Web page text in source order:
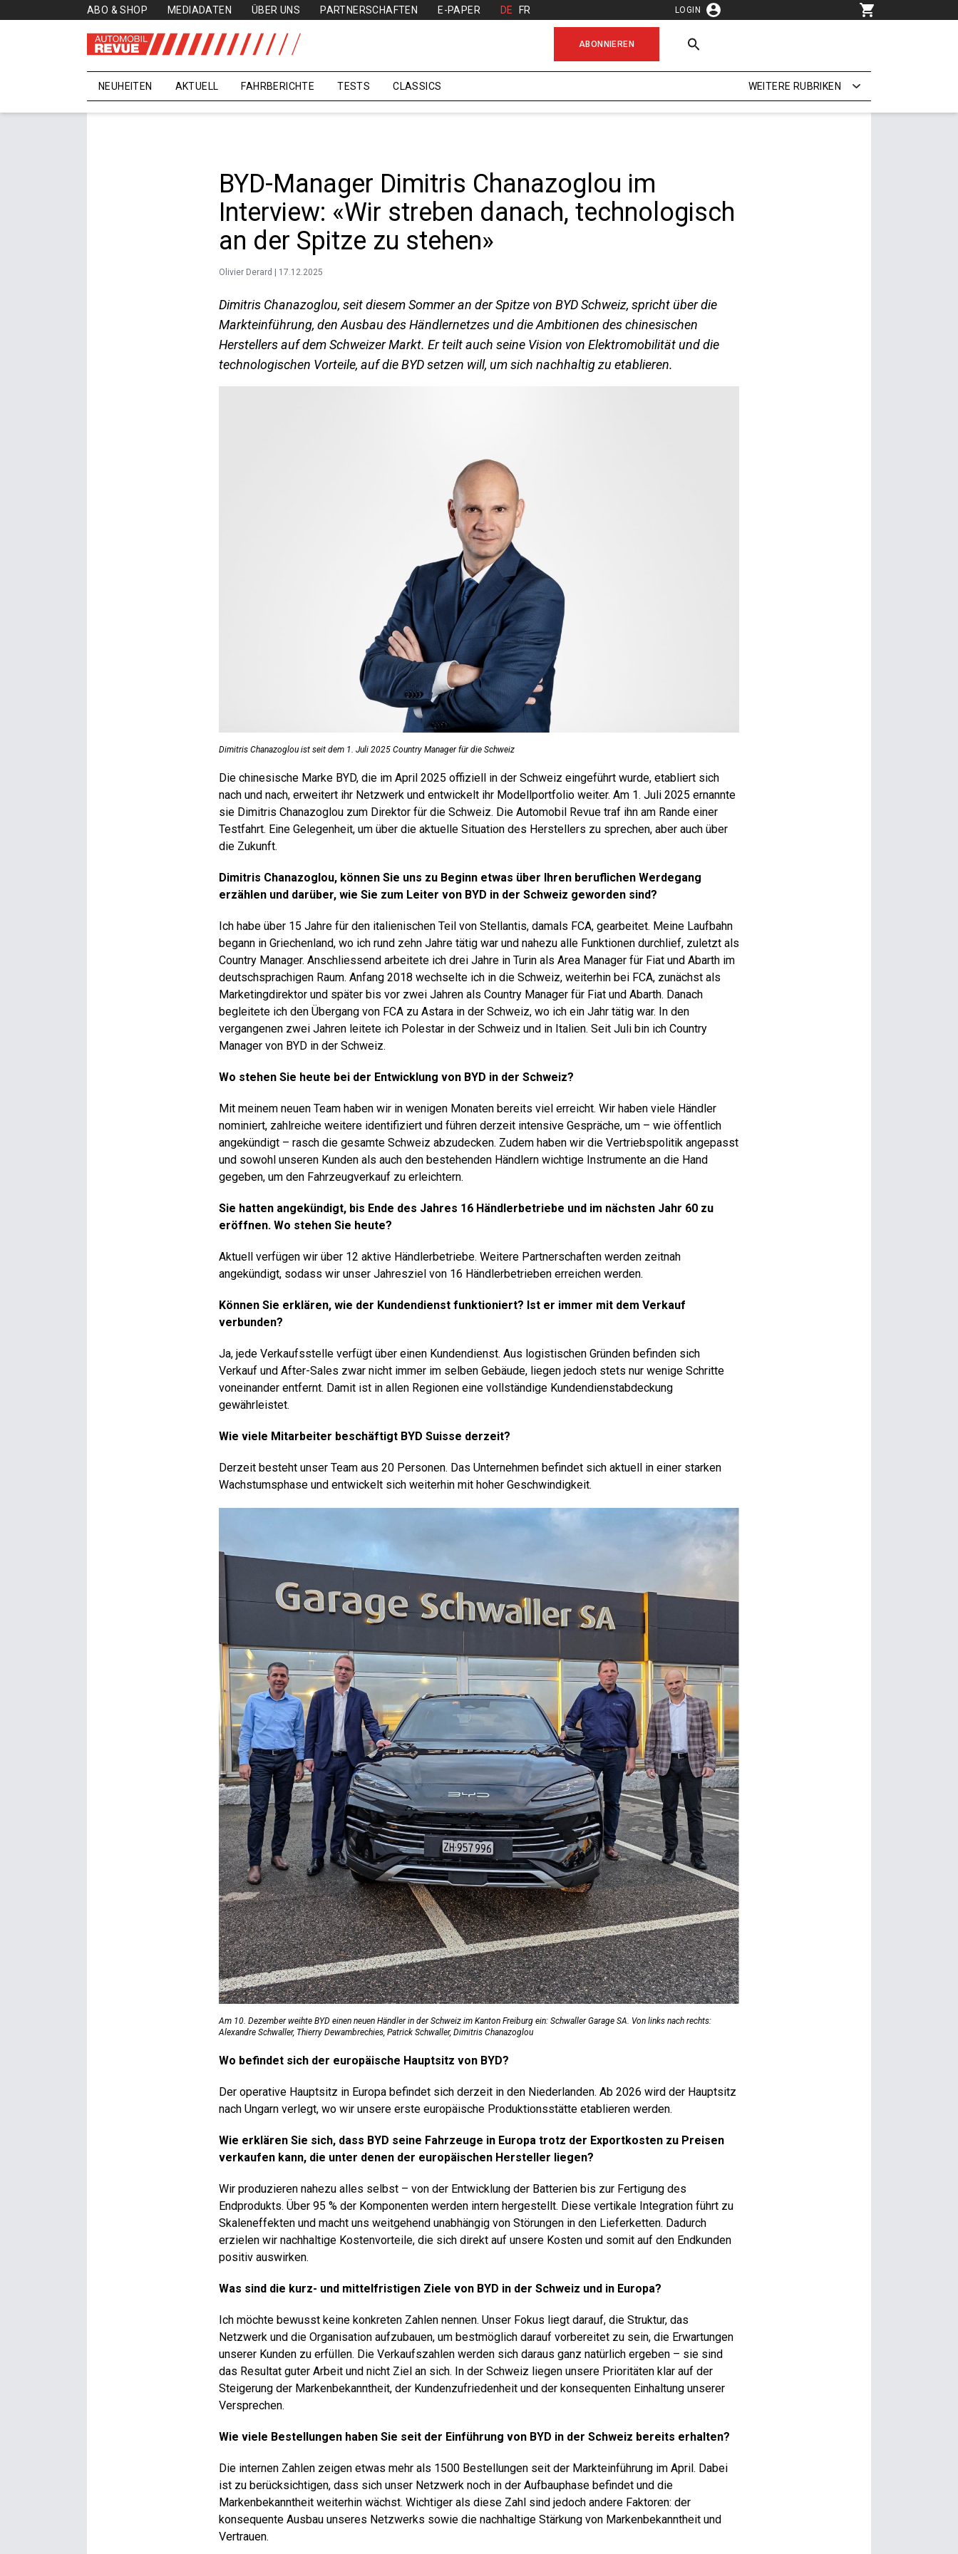
ABO & SHOP MEDIADATEN ÜBER UNS PARTNERSCHAFTEN E-PAPER DE FR LOGIN
ABONNIEREN
NEUHEITEN AKTUELL FAHRBERICHTE TESTS CLASSICS WEITERE RUBRIKEN
BYD-Manager Dimitris Chanazoglou im
Interview: «Wir streben danach, technologisch
an der Spitze zu stehen»
Olivier Derard | 17.12.2025
Dimitris Chanazoglou, seit diesem Sommer an der Spitze von BYD Schweiz, spricht über die
Markteinführung, den Ausbau des Händlernetzes und die Ambitionen des chinesischen
Herstellers auf dem Schweizer Markt. Er teilt auch seine Vision von Elektromobilität und die
technologischen Vorteile, auf die BYD setzen will, um sich nachhaltig zu etablieren.
Dimitris Chanazoglou ist seit dem 1. Juli 2025 Country Manager für die Schweiz
Die chinesische Marke BYD, die im April 2025 offiziell in der Schweiz eingeführt wurde, etabliert sich
nach und nach, erweitert ihr Netzwerk und entwickelt ihr Modellportfolio weiter. Am 1. Juli 2025 ernannte
sie Dimitris Chanazoglou zum Direktor für die Schweiz. Die Automobil Revue traf ihn am Rande einer
Testfahrt. Eine Gelegenheit, um über die aktuelle Situation des Herstellers zu sprechen, aber auch über
die Zukunft.
Dimitris Chanazoglou, können Sie uns zu Beginn etwas über Ihren beruflichen Werdegang
erzählen und darüber, wie Sie zum Leiter von BYD in der Schweiz geworden sind?
Ich habe über 15 Jahre für den italienischen Teil von Stellantis, damals FCA, gearbeitet. Meine Laufbahn
begann in Griechenland, wo ich rund zehn Jahre tätig war und nahezu alle Funktionen durchlief, zuletzt als
Country Manager. Anschliessend arbeitete ich drei Jahre in Turin als Area Manager für Fiat und Abarth im
deutschsprachigen Raum. Anfang 2018 wechselte ich in die Schweiz, weiterhin bei FCA, zunächst als
Marketingdirektor und später bis vor zwei Jahren als Country Manager für Fiat und Abarth. Danach
begleitete ich den Übergang von FCA zu Astara in der Schweiz, wo ich ein Jahr tätig war. In den
vergangenen zwei Jahren leitete ich Polestar in der Schweiz und in Italien. Seit Juli bin ich Country
Manager von BYD in der Schweiz.
Wo stehen Sie heute bei der Entwicklung von BYD in der Schweiz?
Mit meinem neuen Team haben wir in wenigen Monaten bereits viel erreicht. Wir haben viele Händler
nominiert, zahlreiche weitere identifiziert und führen derzeit intensive Gespräche, um – wie öffentlich
angekündigt – rasch die gesamte Schweiz abzudecken. Zudem haben wir die Vertriebspolitik angepasst
und sowohl unseren Kunden als auch den bestehenden Händlern wichtige Instrumente an die Hand
gegeben, um den Fahrzeugverkauf zu erleichtern.
Sie hatten angekündigt, bis Ende des Jahres 16 Händlerbetriebe und im nächsten Jahr 60 zu
eröffnen. Wo stehen Sie heute?
Aktuell verfügen wir über 12 aktive Händlerbetriebe. Weitere Partnerschaften werden zeitnah
angekündigt, sodass wir unser Jahresziel von 16 Händlerbetrieben erreichen werden.
Können Sie erklären, wie der Kundendienst funktioniert? Ist er immer mit dem Verkauf
verbunden?
Ja, jede Verkaufsstelle verfügt über einen Kundendienst. Aus logistischen Gründen befinden sich
Verkauf und After-Sales zwar nicht immer im selben Gebäude, liegen jedoch stets nur wenige Schritte
voneinander entfernt. Damit ist in allen Regionen eine vollständige Kundendienstabdeckung
gewährleistet.
Wie viele Mitarbeiter beschäftigt BYD Suisse derzeit?
Derzeit besteht unser Team aus 20 Personen. Das Unternehmen befindet sich aktuell in einer starken
Wachstumsphase und entwickelt sich weiterhin mit hoher Geschwindigkeit.
Am 10. Dezember weihte BYD einen neuen Händler in der Schweiz im Kanton Freiburg ein: Schwaller Garage SA. Von links nach rechts:
Alexandre Schwaller, Thierry Dewambrechies, Patrick Schwaller, Dimitris Chanazoglou
Wo befindet sich der europäische Hauptsitz von BYD?
Der operative Hauptsitz in Europa befindet sich derzeit in den Niederlanden. Ab 2026 wird der Hauptsitz
nach Ungarn verlegt, wo wir unsere erste europäische Produktionsstätte etablieren werden.
Wie erklären Sie sich, dass BYD seine Fahrzeuge in Europa trotz der Exportkosten zu Preisen
verkaufen kann, die unter denen der europäischen Hersteller liegen?
Wir produzieren nahezu alles selbst – von der Entwicklung der Batterien bis zur Fertigung des
Endprodukts. Über 95 % der Komponenten werden intern hergestellt. Diese vertikale Integration führt zu
Skaleneffekten und macht uns weitgehend unabhängig von Störungen in den Lieferketten. Dadurch
erzielen wir nachhaltige Kostenvorteile, die sich direkt auf unsere Kosten und somit auf den Endkunden
positiv auswirken.
Was sind die kurz- und mittelfristigen Ziele von BYD in der Schweiz und in Europa?
Ich möchte bewusst keine konkreten Zahlen nennen. Unser Fokus liegt darauf, die Struktur, das
Netzwerk und die Organisation aufzubauen, um bestmöglich darauf vorbereitet zu sein, die Erwartungen
unserer Kunden zu erfüllen. Die Verkaufszahlen werden sich daraus ganz natürlich ergeben – sie sind
das Resultat guter Arbeit und nicht Ziel an sich. In der Schweiz liegen unsere Prioritäten klar auf der
Steigerung der Markenbekanntheit, der Kundenzufriedenheit und der konsequenten Einhaltung unserer
Versprechen.
Wie viele Bestellungen haben Sie seit der Einführung von BYD in der Schweiz bereits erhalten?
Die internen Zahlen zeigen etwas mehr als 1500 Bestellungen seit der Markteinführung im April. Dabei
ist zu berücksichtigen, dass sich unser Netzwerk noch in der Aufbauphase befindet und die
Markenbekanntheit weiterhin wächst. Wichtiger als diese Zahl sind jedoch andere Faktoren: der
konsequente Ausbau unseres Netzwerks sowie die nachhaltige Stärkung von Markenbekanntheit und
Vertrauen.